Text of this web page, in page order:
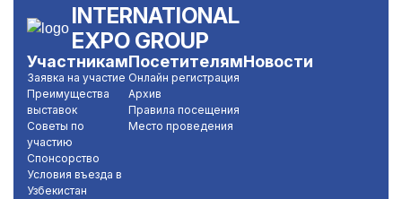
INTERNATIONAL
EXPO GROUP
Участникам
Заявка на участие
Преимущества
выставок
Советы по
участию
Спонсорство
Условия въезда в
Узбекистан
Посетителям
Онлайн регистрация
Архив
Правила посещения
Место проведения
Новости